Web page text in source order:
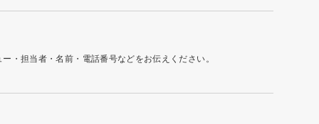
・担当者・名前・電話番号などをお伝えください。